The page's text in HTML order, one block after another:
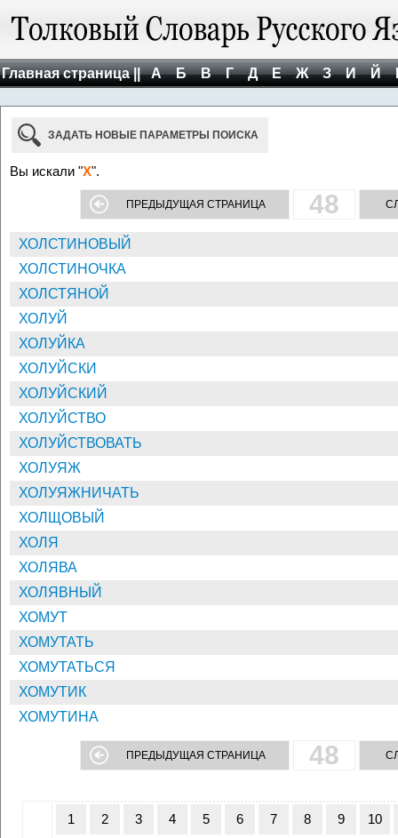
Главная страница || А Б В Г Д Е Ж З И Й
ЗАДАТЬ НОВЫЕ ПАРАМЕТРЫ ПОИСКА
Вы искали "Х".
ПРЕДЫДУЩАЯ СТРАНИЦА 48
ХОЛСТИНОВЫЙ
ХОЛСТИНОЧКА
ХОЛСТЯНОЙ
ХОЛУЙ
ХОЛУЙКА
ХОЛУЙСКИ
ХОЛУЙСКИЙ
ХОЛУЙСТВО
ХОЛУЙСТВОВАТЬ
ХОЛУЯЖ
ХОЛУЯЖНИЧАТЬ
ХОЛЩОВЫЙ
ХОЛЯ
ХОЛЯВА
ХОЛЯВНЫЙ
ХОМУТ
ХОМУТАТЬ
ХОМУТАТЬСЯ
ХОМУТИК
ХОМУТИНА
ПРЕДЫДУЩАЯ СТРАНИЦА 48
1 2 3 4 5 6 7 8 9 10